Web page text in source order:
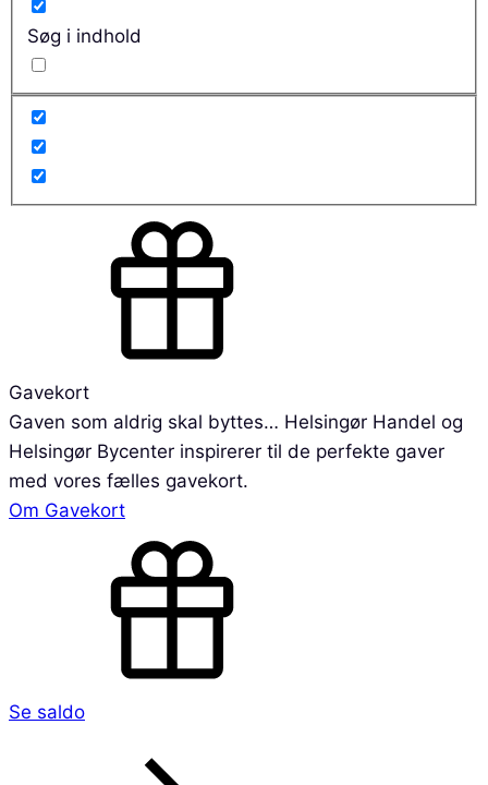
Søg i indhold
Gavekort
Gaven som aldrig skal byttes… Helsingør Handel og
Helsingør Bycenter inspirerer til de perfekte gaver
med vores fælles gavekort.
Om Gavekort
Se saldo